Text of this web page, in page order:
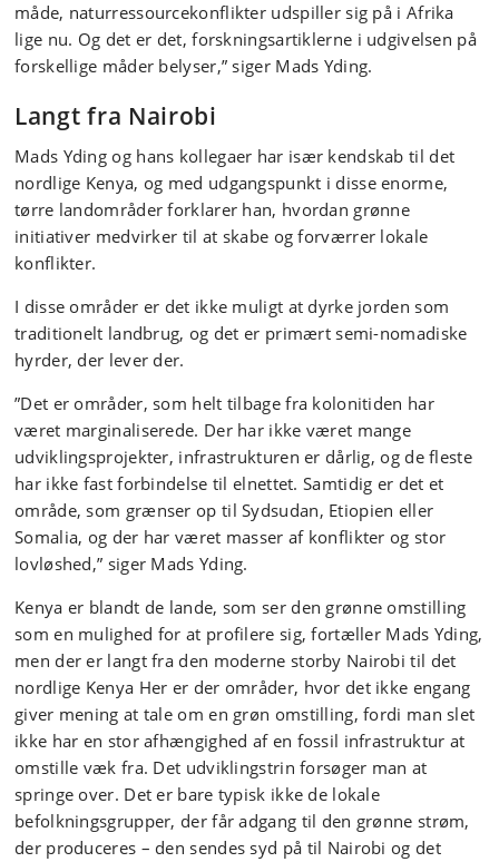
måde, naturressourcekonflikter udspiller sig på i Afrika
lige nu. Og det er det, forskningsartiklerne i udgivelsen på
forskellige måder belyser,” siger Mads Yding.
Langt fra Nairobi
Mads Yding og hans kollegaer har især kendskab til det
nordlige Kenya, og med udgangspunkt i disse enorme,
tørre landområder forklarer han, hvordan grønne
initiativer medvirker til at skabe og forværrer lokale
konflikter.
I disse områder er det ikke muligt at dyrke jorden som
traditionelt landbrug, og det er primært semi-nomadiske
hyrder, der lever der.
”Det er områder, som helt tilbage fra kolonitiden har
været marginaliserede. Der har ikke været mange
udviklingsprojekter, infrastrukturen er dårlig, og de fleste
har ikke fast forbindelse til elnettet. Samtidig er det et
område, som grænser op til Sydsudan, Etiopien eller
Somalia, og der har været masser af konflikter og stor
lovløshed,” siger Mads Yding.
Kenya er blandt de lande, som ser den grønne omstilling
som en mulighed for at profilere sig, fortæller Mads Yding,
men der er langt fra den moderne storby Nairobi til det
nordlige Kenya Her er der områder, hvor det ikke engang
giver mening at tale om en grøn omstilling, fordi man slet
ikke har en stor afhængighed af en fossil infrastruktur at
omstille væk fra. Det udviklingstrin forsøger man at
springe over. Det er bare typisk ikke de lokale
befolkningsgrupper, der får adgang til den grønne strøm,
der produceres – den sendes syd på til Nairobi og det